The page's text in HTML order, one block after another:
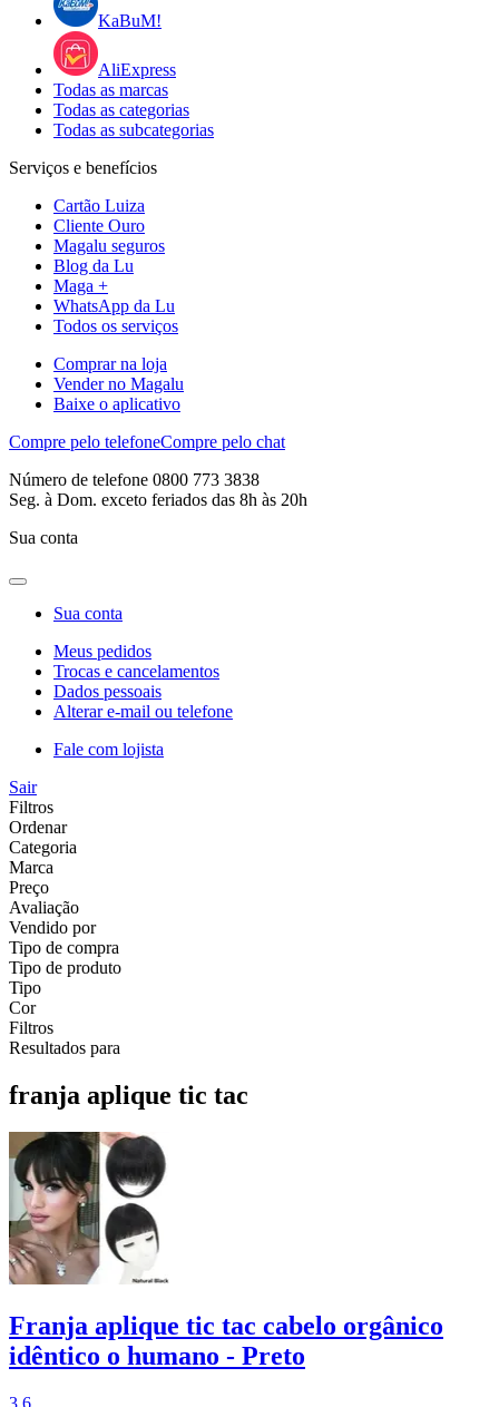
KaBuM!
AliExpress
Todas as marcas
Todas as categorias
Todas as subcategorias
Serviços e benefícios
Cartão Luiza
Cliente Ouro
Magalu seguros
Blog da Lu
Maga +
WhatsApp da Lu
Todos os serviços
Comprar na loja
Vender no Magalu
Baixe o aplicativo
Compre pelo telefoneCompre pelo chat
Número de telefone 0800 773 3838
Seg. à Dom. exceto feriados das 8h às 20h
Sua conta
Sua conta
Meus pedidos
Trocas e cancelamentos
Dados pessoais
Alterar e-mail ou telefone
Fale com lojista
Sair
Filtros
Ordenar
Categoria
Marca
Preço
Avaliação
Vendido por
Tipo de compra
Tipo de produto
Tipo
Cor
Filtros
Resultados para
franja aplique tic tac
Franja aplique tic tac cabelo orgânico
idêntico o humano - Preto